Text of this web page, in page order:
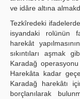
ve idâre altına
Tezkîredeki
isyandaki rolünün
harekât
sıkıntıları aşmak
Karadağ
Harekâta kadar
Karadağ harekâtı
borçlanılarak